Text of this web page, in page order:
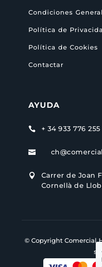
Condiciones
Política de
Política de Cookies
Contactar
AYUDA
 + 34 933 776 255


Carrer de Joan
Cornellà de
© Copyright Comercial